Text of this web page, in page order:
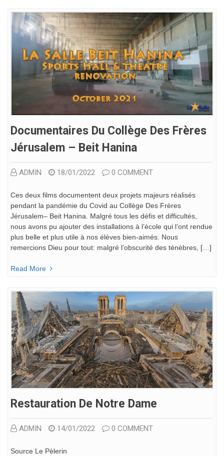
Documentaires Du Collège Des Frères
Jérusalem – Beit Hanina
ADMIN 18/01/2022 0 COMMENT
Ces deux films documentent deux projets majeurs réalisés
pendant la pandémie du Covid au Collège Des Frères
Jérusalem– Beit Hanina. Malgré tous les défis et difficultés,
nous avons pu ajouter des installations à l’école qui l’ont rendue
plus belle et plus utile à nos élèves bien-aimés. Nous
remercions Dieu pour tout: malgré l’obscurité des ténèbres, […]
Read More
Restauration De Notre Dame
ADMIN 14/01/2022 0 COMMENT
Source Le Pèlerin